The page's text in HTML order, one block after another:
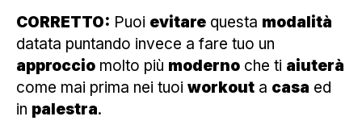
CORRETTO: Puoi evitare questa modalità
datata puntando invece a fare tuo un
approccio molto più moderno che ti aiuterà
come mai prima nei tuoi workout a casa ed
in palestra.